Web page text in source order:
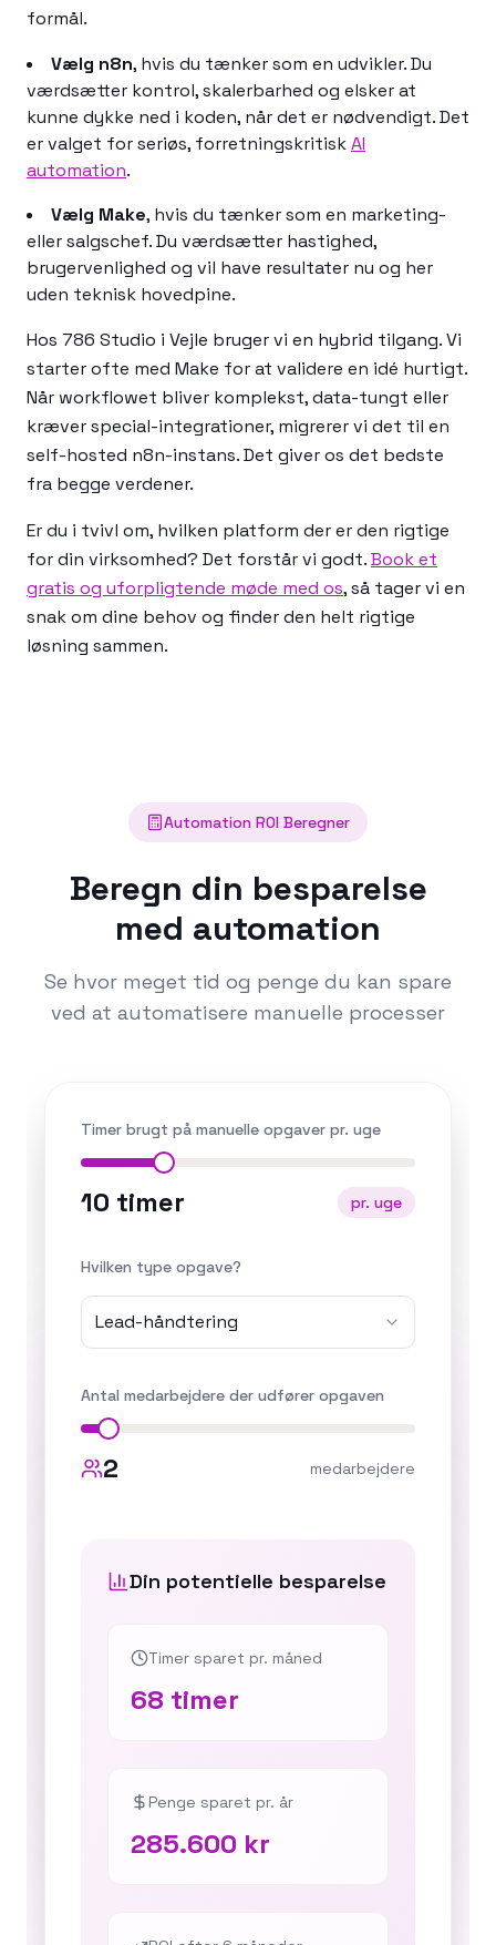
formål.
Vælg n8n, hvis du tænker som en udvikler. Du
værdsætter kontrol, skalerbarhed og elsker at
kunne dykke ned i koden, når det er nødvendigt. Det
er valget for seriøs, forretningskritiskAI
automation.
Vælg Make, hvis du tænker som en marketing-
eller salgschef. Du værdsætter hastighed,
brugervenlighed og vil have resultater nu og her
uden teknisk hovedpine.
Hos 786 Studio i Vejle bruger vi en hybrid tilgang. Vi
starter ofte med Make for at validere en idé hurtigt.
Når workflowet bliver komplekst, data-tungt eller
kræver special-integrationer, migrerer vi det til en
self-hosted n8n-instans. Det giver os det bedste
fra begge verdener.
Er du i tvivl om, hvilken platform der er den rigtige
for din virksomhed? Det forstår vi godt.Book et
gratis og uforpligtende møde med os, så tager vi en
snak om dine behov og finder den helt rigtige
løsning sammen.
Automation ROI Beregner
Beregn din besparelse
med automation
Se hvor meget tid og penge du kan spare
ved at automatisere manuelle processer
Timer brugt på manuelle opgaver pr. uge
10 timer pr. uge
Hvilken type opgave?
Lead-håndtering
Antal medarbejdere der udfører opgaven
2 medarbejdere
Din potentielle besparelse
Timer sparet pr. måned
68 timer
Penge sparet pr. år
285.600 kr